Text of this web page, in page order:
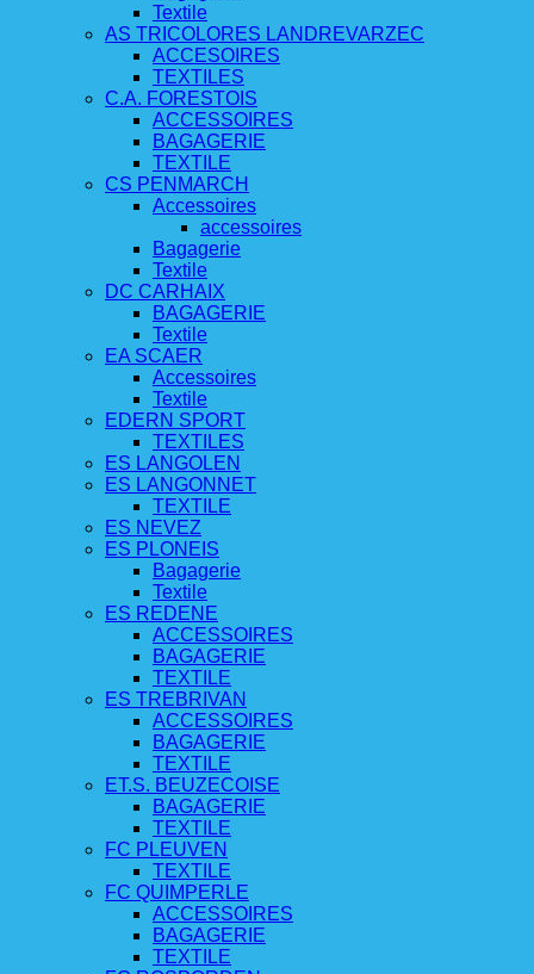
Textile
AS TRICOLORES LANDREVARZEC
ACCESOIRES
TEXTILES
C.A. FORESTOIS
ACCESSOIRES
BAGAGERIE
TEXTILE
CS PENMARCH
Accessoires
accessoires
Bagagerie
Textile
DC CARHAIX
BAGAGERIE
Textile
EA SCAER
Accessoires
Textile
EDERN SPORT
TEXTILES
ES LANGOLEN
ES LANGONNET
TEXTILE
ES NEVEZ
ES PLONEIS
Bagagerie
Textile
ES REDENE
ACCESSOIRES
BAGAGERIE
TEXTILE
ES TREBRIVAN
ACCESSOIRES
BAGAGERIE
TEXTILE
ET.S. BEUZECOISE
BAGAGERIE
TEXTILE
FC PLEUVEN
TEXTILE
FC QUIMPERLE
ACCESSOIRES
BAGAGERIE
TEXTILE